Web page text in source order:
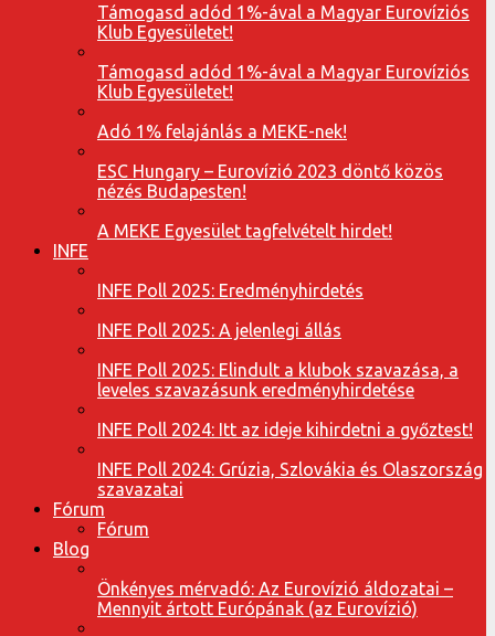
Támogasd adód 1%-ával a Magyar Eurovíziós
Klub Egyesületet!
Támogasd adód 1%-ával a Magyar Eurovíziós
Klub Egyesületet!
Adó 1% felajánlás a MEKE-nek!
ESC Hungary – Eurovízió 2023 döntő közös
nézés Budapesten!
A MEKE Egyesület tagfelvételt hirdet!
INFE
INFE Poll 2025: Eredményhirdetés
INFE Poll 2025: A jelenlegi állás
INFE Poll 2025: Elindult a klubok szavazása, a
leveles szavazásunk eredményhirdetése
INFE Poll 2024: Itt az ideje kihirdetni a győztest!
INFE Poll 2024: Grúzia, Szlovákia és Olaszország
szavazatai
Fórum
Fórum
Blog
Önkényes mérvadó: Az Eurovízió áldozatai –
Mennyit ártott Európának (az Eurovízió)